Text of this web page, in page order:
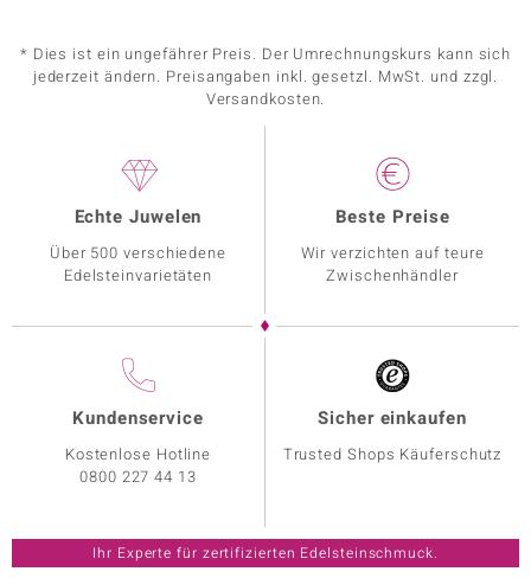
* Dies ist ein ungefährer Preis. Der Umrechnungskurs kann sich
jederzeit ändern. Preisangaben inkl. gesetzl. MwSt. und zzgl.
Versandkosten.
Echte Juwelen
Über 500 verschiedene
Edelsteinvarietäten
Beste Preise
Wir verzichten auf teure
Zwischenhändler
Kundenservice
Kostenlose Hotline
0800 227 44 13
Sicher einkaufen
Trusted Shops Käuferschutz
Ihr Experte für zertifizierten Edelsteinschmuck.